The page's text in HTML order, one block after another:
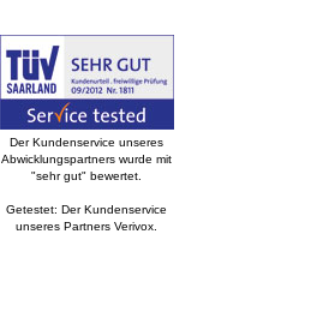
Der Kundenservice unseres
Abwicklungspartners wurde mit
"sehr gut" bewertet.
Getestet: Der Kundenservice
unseres Partners Verivox.